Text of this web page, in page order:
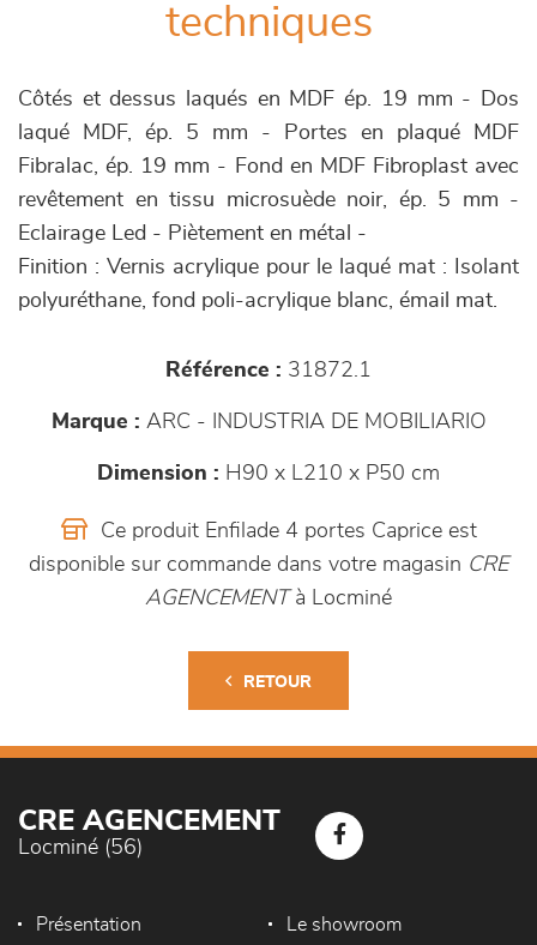
techniques
Côtés et dessus laqués en MDF ép. 19 mm - Dos
laqué MDF, ép. 5 mm - Portes en plaqué MDF
Fibralac, ép. 19 mm - Fond en MDF Fibroplast avec
revêtement en tissu microsuède noir, ép. 5 mm -
Eclairage Led - Piètement en métal -
Finition : Vernis acrylique pour le laqué mat : Isolant
polyuréthane, fond poli-acrylique blanc, émail mat.
Référence : 31872.1
Marque : ARC - INDUSTRIA DE MOBILIARIO
Dimension : H90 x L210 x P50 cm
Ce produit Enfilade 4 portes Caprice est
disponible sur commande dans votre magasin CRE
AGENCEMENTà Locminé
RETOUR
CRE AGENCEMENT
Locminé (56)
Présentation Le showroom